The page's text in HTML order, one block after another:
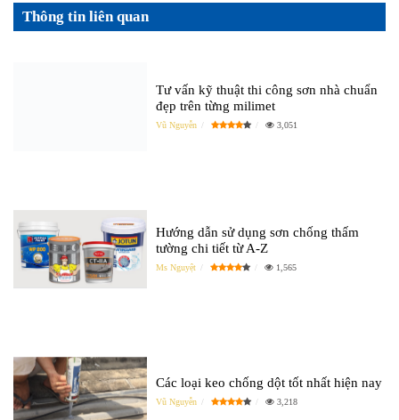
Thông tin liên quan
Tư vấn kỹ thuật thi công sơn nhà chuẩn
đẹp trên từng milimet
Vũ Nguyễn 3,051
Hướng dẫn sử dụng sơn chống thấm
tường chi tiết từ A-Z
Ms Nguyệt 1,565
Các loại keo chống dột tốt nhất hiện nay
Vũ Nguyễn 3,218